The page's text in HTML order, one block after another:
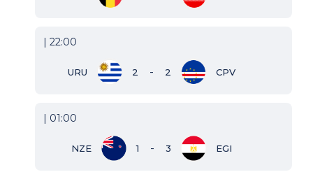
| 22:00
URU 2 - 2 CPV
| 01:00
NZE 1 - 3 EGI